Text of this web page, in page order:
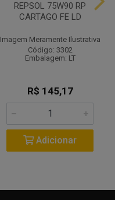
REPSOL 75W90 RP
CARTAGO FE LD
Imagem Meramente Ilustrativa
Código: 3302
Embalagem: LT
R$ 145,17
Adicionar